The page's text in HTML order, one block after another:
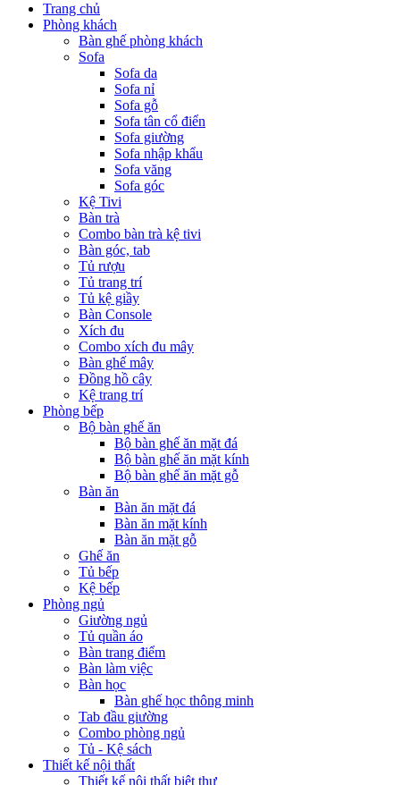
Trang chủ
Phòng khách
Bàn ghế phòng khách
Sofa
Sofa da
Sofa nỉ
Sofa gỗ
Sofa tân cổ điển
Sofa giường
Sofa nhập khẩu
Sofa văng
Sofa góc
Kệ Tivi
Bàn trà
Combo bàn trà kệ tivi
Bàn góc, tab
Tủ rượu
Tủ trang trí
Tủ kệ giầy
Bàn Console
Xích đu
Combo xích đu mây
Bàn ghế mây
Đồng hồ cây
Kệ trang trí
Phòng bếp
Bộ bàn ghế ăn
Bộ bàn ghế ăn mặt đá
Bộ bàn ghế ăn mặt kính
Bộ bàn ghế ăn mặt gỗ
Bàn ăn
Bàn ăn mặt đá
Bàn ăn mặt kính
Bàn ăn mặt gỗ
Ghế ăn
Tủ bếp
Kệ bếp
Phòng ngủ
Giường ngủ
Tủ quần áo
Bàn trang điểm
Bàn làm việc
Bàn học
Bàn ghế học thông minh
Tab đầu giường
Combo phòng ngủ
Tủ - Kệ sách
Thiết kế nội thất
Thiết kế nội thất biệt thự